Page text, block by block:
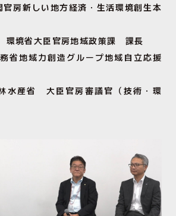
房新しい地方経済・生活環境創生本
境省大臣官房地域政策課 課長
地域力創造グループ地域自立応援
産省 大臣官房審議官（技術・環